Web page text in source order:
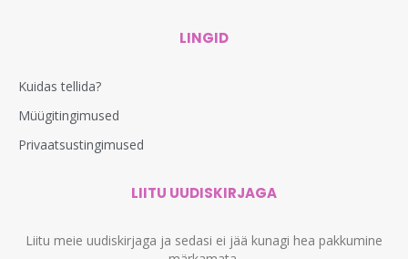
LINGID
Kuidas tellida?
Müügitingimused
Privaatsustingimused
LIITU UUDISKIRJAGA
Liitu meie uudiskirjaga ja sedasi ei jää kunagi hea pakkumine